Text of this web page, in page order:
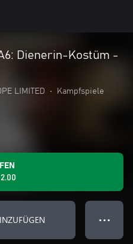
Dienerin-Kostüm -
LIMITED • Kampfspiele
● ● ●